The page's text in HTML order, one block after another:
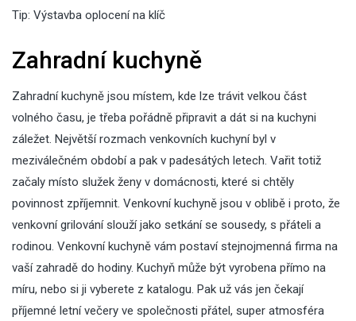
Tip: Výstavba oplocení na klíč
Zahradní kuchyně
Zahradní kuchyně jsou místem, kde lze trávit velkou část
volného času, je třeba pořádně připravit a dát si na kuchyni
záležet. Největší rozmach venkovních kuchyní byl v
meziválečném období a pak v padesátých letech. Vařit totiž
začaly místo služek ženy v domácnosti, které si chtěly
povinnost zpříjemnit. Venkovní kuchyně jsou v oblibě i proto, že
venkovní grilování slouží jako setkání se sousedy, s přáteli a
rodinou. Venkovní kuchyně vám postaví stejnojmenná firma na
vaší zahradě do hodiny. Kuchyň může být vyrobena přímo na
míru, nebo si ji vyberete z katalogu. Pak už vás jen čekají
příjemné letní večery ve společnosti přátel, super atmosféra